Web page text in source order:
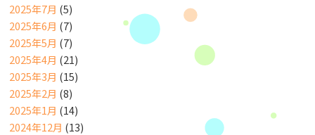
2025年7月 (5)
2025年6月 (7)
2025年5月 (7)
2025年4月 (21)
2025年3月 (15)
2025年2月 (8)
2025年1月 (14)
2024年12月 (13)